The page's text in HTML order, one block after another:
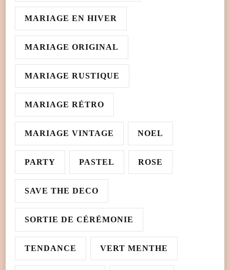
MARIAGE EN HIVER
MARIAGE ORIGINAL
MARIAGE RUSTIQUE
MARIAGE RÉTRO
MARIAGE VINTAGE NOEL
PARTY PASTEL ROSE
SAVE THE DECO
SORTIE DE CÉRÉMONIE
TENDANCE VERT MENTHE